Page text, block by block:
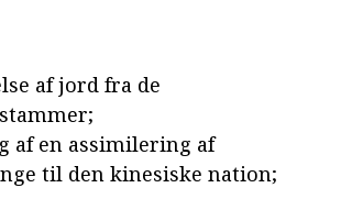
af jord fra de
af en assimilering af
til den kinesiske nation;